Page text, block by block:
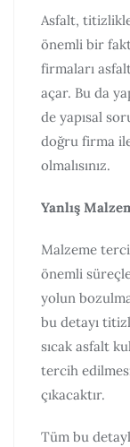
Asfalt, titizlikle
önemli bir
firmaları
açar. Bu da
de yapısal
doğru firma
olmalısınız.
Yanlış
Malzeme
önemli
yolun
bu detayı
sıcak asfalt
tercih
çıkacaktır.
Tüm bu